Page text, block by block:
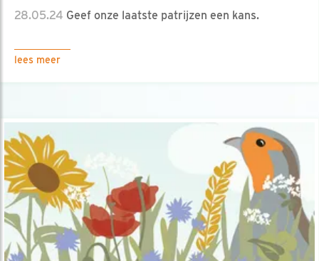
28.05.24 Geef onze laatste patrijzen een kans.
lees meer